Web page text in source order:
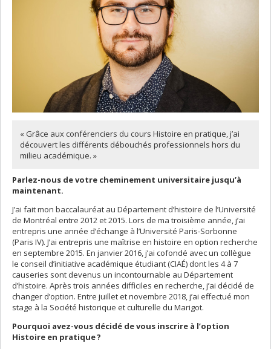
« Grâce aux conférenciers du cours Histoire en pratique, j’ai
découvert les différents débouchés professionnels hors du
milieu académique. »
Parlez-nous de votre cheminement universitaire jusqu’à
maintenant.
J’ai fait mon baccalauréat au Département d’histoire de l’Université
de Montréal entre 2012 et 2015. Lors de ma troisième année, j’ai
entrepris une année d’échange à l’Université Paris-Sorbonne
(Paris IV). J’ai entrepris une maîtrise en histoire en option recherche
en septembre 2015. En janvier 2016, j’ai cofondé avec un collègue
le conseil d’initiative académique étudiant (CIAÉ) dont les 4 à 7
causeries sont devenus un incontournable au Département
d’histoire. Après trois années difficiles en recherche, j’ai décidé de
changer d’option. Entre juillet et novembre 2018, j’ai effectué mon
stage à la Société historique et culturelle du Marigot.
Pourquoi avez-vous décidé de vous inscrire à l’option
Histoire en pratique ?